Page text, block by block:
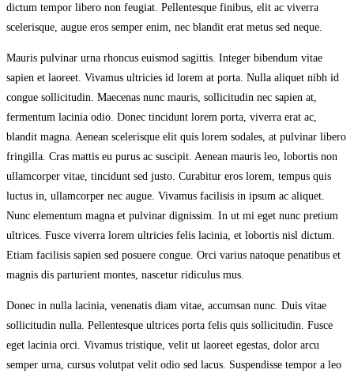
dictum tempor libero non feugiat. Pellentesque finibus, elit ac viverra
scelerisque, augue eros semper enim, nec blandit erat metus sed neque.
Mauris pulvinar urna rhoncus euismod sagittis. Integer bibendum vitae
sapien et laoreet. Vivamus ultricies id lorem at porta. Nulla aliquet nibh id
congue sollicitudin. Maecenas nunc mauris, sollicitudin nec sapien at,
fermentum lacinia odio. Donec tincidunt lorem porta, viverra erat ac,
blandit magna. Aenean scelerisque elit quis lorem sodales, at pulvinar libero
fringilla. Cras mattis eu purus ac suscipit. Aenean mauris leo, lobortis non
ullamcorper vitae, tincidunt sed justo. Curabitur eros lorem, tempus quis
luctus in, ullamcorper nec augue. Vivamus facilisis in ipsum ac aliquet.
Nunc elementum magna et pulvinar dignissim. In ut mi eget nunc pretium
ultrices. Fusce viverra lorem ultricies felis lacinia, et lobortis nisl dictum.
Etiam facilisis sapien sed posuere congue. Orci varius natoque penatibus et
magnis dis parturient montes, nascetur ridiculus mus.
Donec in nulla lacinia, venenatis diam vitae, accumsan nunc. Duis vitae
sollicitudin nulla. Pellentesque ultrices porta felis quis sollicitudin. Fusce
eget lacinia orci. Vivamus tristique, velit ut laoreet egestas, dolor arcu
semper urna, cursus volutpat velit odio sed lacus. Suspendisse tempor a leo